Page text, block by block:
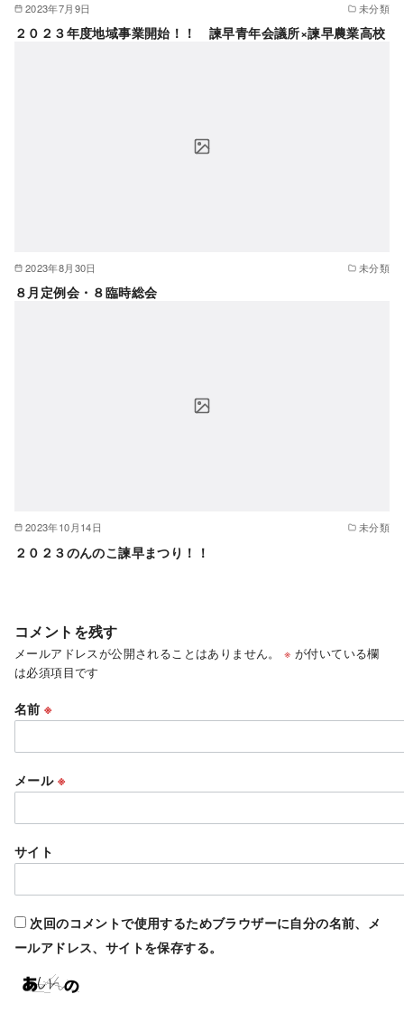
2023年7月9日 未分類
２０２３年度地域事業開始！！ 諫早青年会議所×諫早農業高校
2023年8月30日 未分類
８月定例会・８臨時総会
2023年10月14日 未分類
２０２３のんのこ諫早まつり！！
コメントを残す
メールアドレスが公開されることはありません。 ※ が付いている欄
は必須項目です
名前※
メール ※
サイト
次回のコメントで使用するためブラウザーに自分の名前、メ
ールアドレス、サイトを保存する。